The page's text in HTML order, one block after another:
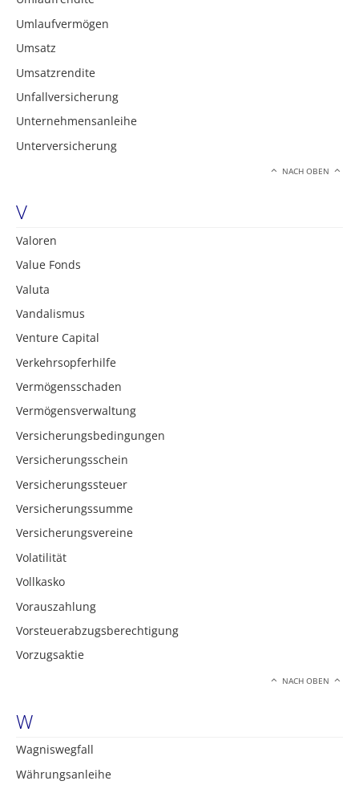
Umlaufvermögen
Umsatz
Umsatzrendite
Unfallversicherung
Unternehmensanleihe
Unterversicherung
NACH OBEN
V
Valoren
Value Fonds
Valuta
Vandalismus
Venture Capital
Verkehrsopferhilfe
Vermögensschaden
Vermögensverwaltung
Versicherungsbedingungen
Versicherungsschein
Versicherungssteuer
Versicherungssumme
Versicherungsvereine
Volatilität
Vollkasko
Vorauszahlung
Vorsteuerabzugsberechtigung
Vorzugsaktie
NACH OBEN
W
Wagniswegfall
Währungsanleihe